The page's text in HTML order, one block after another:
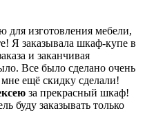
изготовления мебели,
Я заказывала шкаф-купе в
и заканчивая
Все было сделано очень
ещё скидку сделали!
за прекрасный шкаф!
буду заказывать только